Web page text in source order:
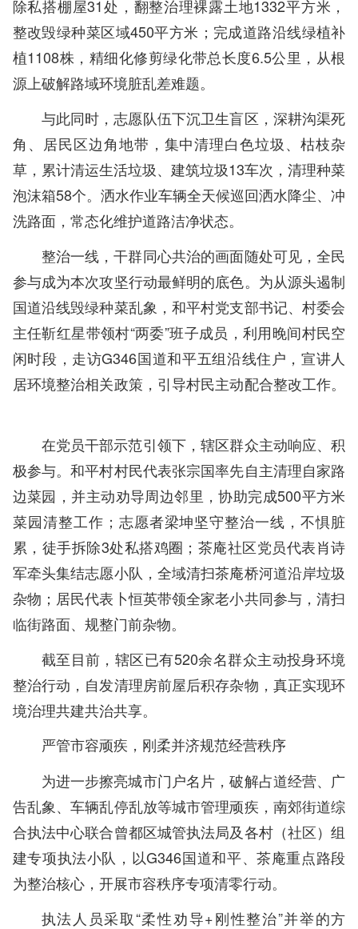
除私搭棚屋31处，翻整治理裸露土地1332平方米，
整改毁绿种菜区域450平方米；完成道路沿线绿植补
植1108株，精细化修剪绿化带总长度6.5公里，从根
源上破解路域环境脏乱差难题。
与此同时，志愿队伍下沉卫生盲区，深耕沟渠死
角、居民区边角地带，集中清理白色垃圾、枯枝杂
草，累计清运生活垃圾、建筑垃圾13车次，清理种菜
泡沫箱58个。洒水作业车辆全天候巡回洒水降尘、冲
洗路面，常态化维护道路洁净状态。
整治一线，干群同心共治的画面随处可见，全民
参与成为本次攻坚行动最鲜明的底色。为从源头遏制
国道沿线毁绿种菜乱象，和平村党支部书记、村委会
主任靳红星带领村“两委”班子成员，利用晚间村民空
闲时段，走访G346国道和平五组沿线住户，宣讲人
居环境整治相关政策，引导村民主动配合整改工作。
在党员干部示范引领下，辖区群众主动响应、积
极参与。和平村村民代表张宗国率先自主清理自家路
边菜园，并主动劝导周边邻里，协助完成500平方米
菜园清整工作；志愿者梁坤坚守整治一线，不惧脏
累，徒手拆除3处私搭鸡圈；茶庵社区党员代表肖诗
军牵头集结志愿小队，全域清扫茶庵桥河道沿岸垃圾
杂物；居民代表卜恒英带领全家老小共同参与，清扫
临街路面、规整门前杂物。
截至目前，辖区已有520余名群众主动投身环境
整治行动，自发清理房前屋后积存杂物，真正实现环
境治理共建共治共享。
严管市容顽疾，刚柔并济规范经营秩序
为进一步擦亮城市门户名片，破解占道经营、广
告乱象、车辆乱停乱放等城市管理顽疾，南郊街道综
合执法中心联合曾都区城管执法局及各村（社区）组
建专项执法小队，以G346国道和平、茶庵重点路段
为整治核心，开展市容秩序专项清零行动。
执法人员采取“柔性劝导+刚性整治”并举的方